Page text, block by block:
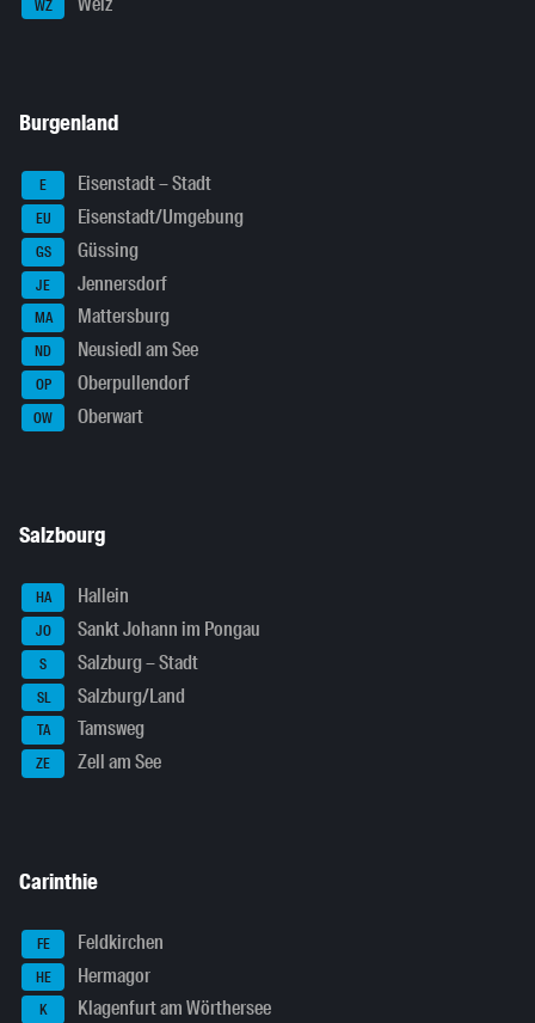
WZ
Burgenland
E Eisenstadt – Stadt
EU Eisenstadt/Umgebung
GS Güssing
JE Jennersdorf
MA Mattersburg
ND Neusiedl am See
OP Oberpullendorf
OW Oberwart
Salzbourg
HA Hallein
JO Sankt Johann im Pongau
S Salzburg – Stadt
SL Salzburg/Land
TA Tamsweg
ZE Zell am See
Carinthie
FE Feldkirchen
HE Hermagor
K Klagenfurt am Wörthersee